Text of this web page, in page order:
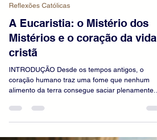
19 de jun.
11 min de leitura